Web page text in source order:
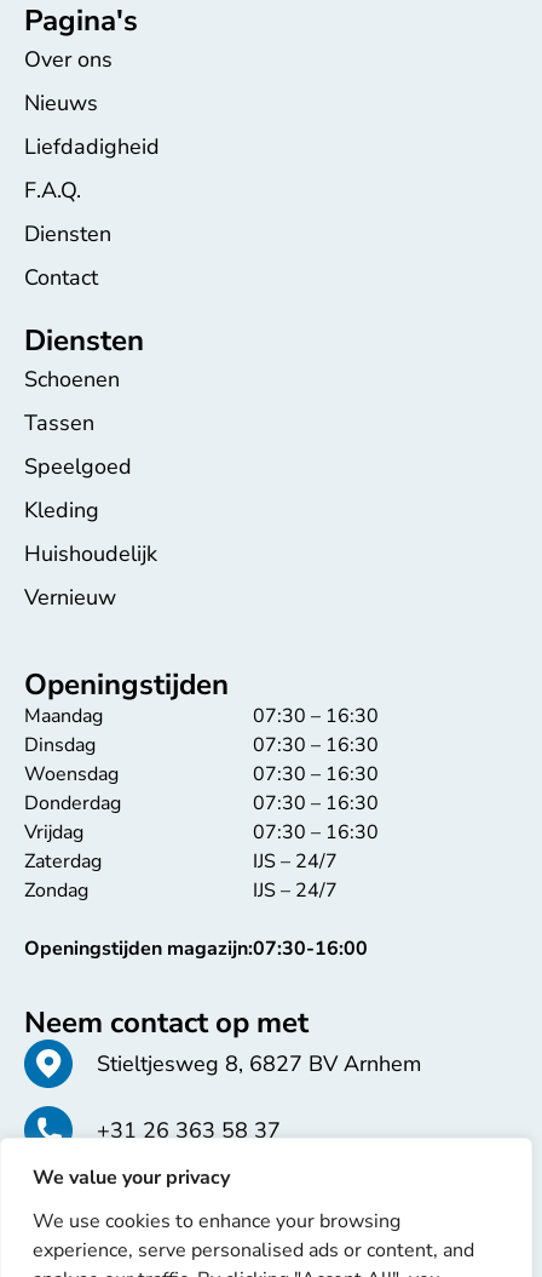
We value your privacy
We use cookies to enhance your browsing
experience, serve personalised ads or content, and
Pagina's
Over ons
Nieuws
Liefdadigheid
F.A.Q.
Diensten
Contact
Diensten
Schoenen
Tassen
Speelgoed
Kleding
Huishoudelijk
Vernieuw
Openingstijden
Maandag
Dinsdag
Woensdag
Donderdag
Vrijdag
Zaterdag
Zondag
Openingstijden magazijn:
07:30 – 16:30
07:30 – 16:30
07:30 – 16:30
07:30 – 16:30
07:30 – 16:30
IJS – 24/7
IJS – 24/7
07:30-16:00
Neem contact op met
Stieltjesweg 8, 6827 BV Arnhem
+31 26 363 58 37
info@erren.com